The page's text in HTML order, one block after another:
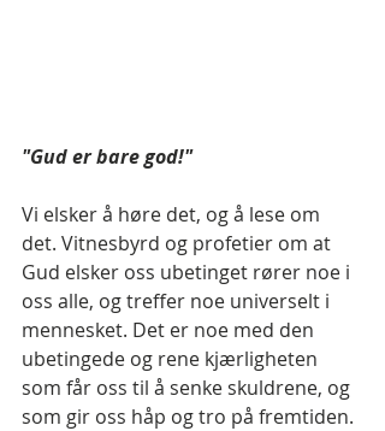
"Gud er bare god!"
Vi elsker å høre det, og å lese om
det. Vitnesbyrd og profetier om at
Gud elsker oss ubetinget rører noe i
oss alle, og treffer noe universelt i
mennesket. Det er noe med den
ubetingede og rene kjærligheten
som får oss til å senke skuldrene, og
som gir oss håp og tro på fremtiden.